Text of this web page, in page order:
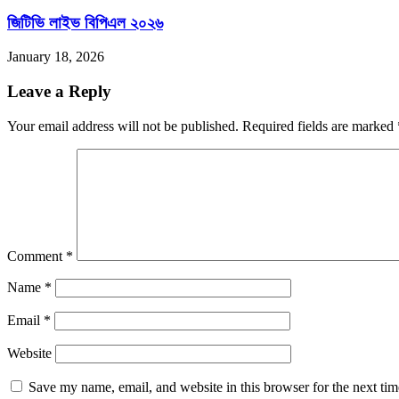
জিটিভি লাইভ বিপিএল ২০২৬
January 18, 2026
Leave a Reply
Your email address will not be published. Required fields are marked
Comment *
Name *
Email *
Website
Save my name, email, and website in this browser for the next